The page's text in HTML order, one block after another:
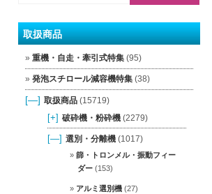
取扱商品
重機・自走・牽引式特集(95)
発泡スチロール減容機特集(38)
[—] 取扱商品(15719)
[+] 破砕機・粉砕機(2279)
[—] 選別・分離機(1017)
篩・トロンメル・振動フィー
ダー(153)
アルミ選別機(27)